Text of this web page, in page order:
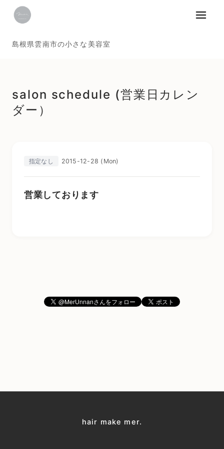
島根県雲南市の小さな美容室
メニュ
salon schedule (営業日カレン
ダー）
指定なし 2015-12-28 (Mon)
営業しております
hair make mer.